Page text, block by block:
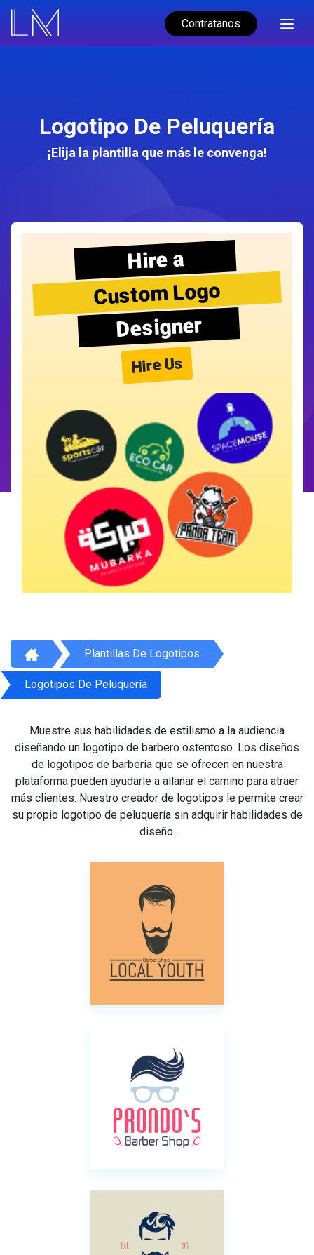
Contratanos
Logotipo De Peluquería
¡Elija la plantilla que más le convenga!
Hire a
Custom Logo
Designer
Hire Us
Plantillas De Logotipos
Logotipos De Peluquería
Muestre sus habilidades de estilismo a la audiencia
diseñando un logotipo de barbero ostentoso. Los diseños
de logotipos de barbería que se ofrecen en nuestra
plataforma pueden ayudarle a allanar el camino para atraer
más clientes. Nuestro creador de logotipos le permite crear
su propio logotipo de peluquería sin adquirir habilidades de
diseño.